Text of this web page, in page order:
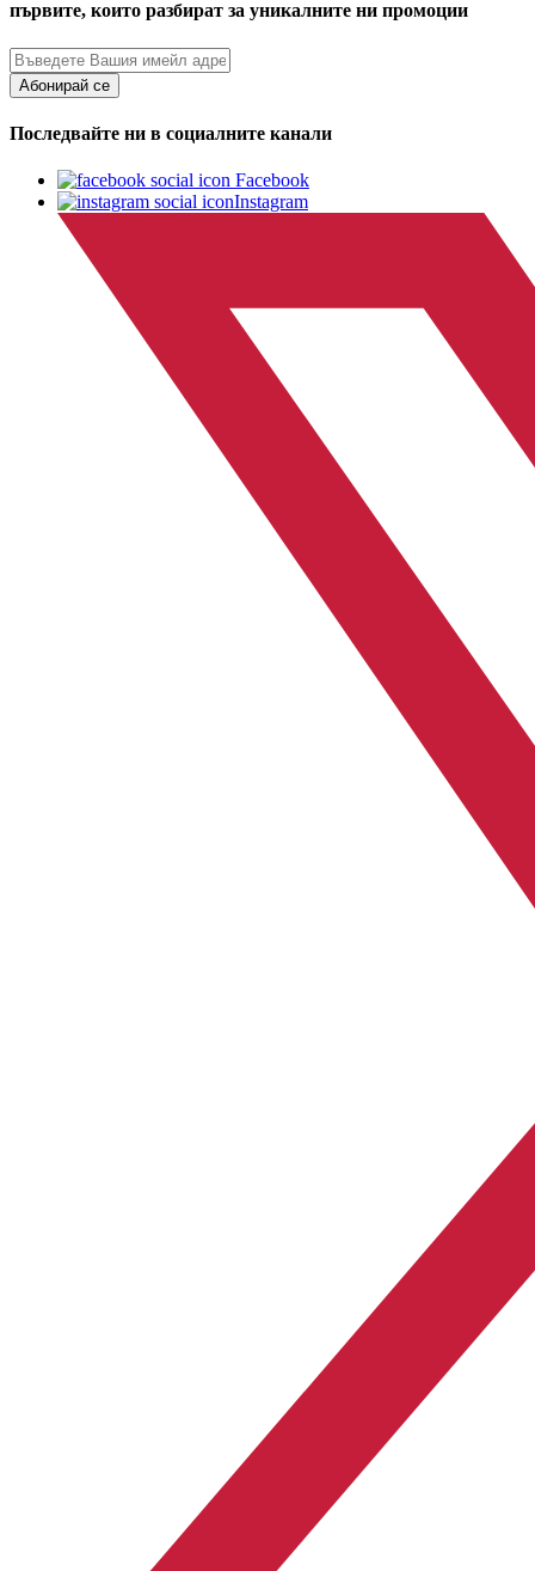
първите, които разбират за уникалните ни промоции
Абонирай се
Последвайте ни в социалните канали
Facebook
Instagram